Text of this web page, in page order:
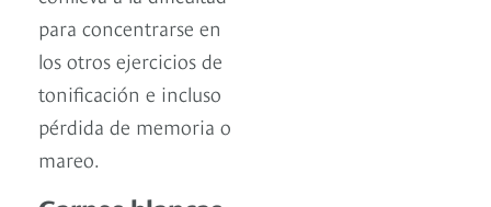
para concentrarse en
los otros ejercicios de
tonificación e incluso
pérdida de memoria o
mareo.